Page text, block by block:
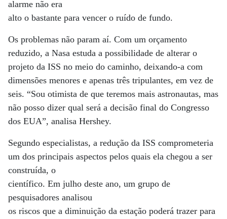
alarme não era
alto o bastante para vencer o ruído de fundo.
Os problemas não param aí. Com um orçamento
reduzido, a Nasa estuda a possibilidade de alterar o
projeto da ISS no meio do caminho, deixando-a com
dimensões menores e apenas três tripulantes, em vez de
seis. “Sou otimista de que teremos mais astronautas, mas
não posso dizer qual será a decisão final do Congresso
dos EUA”, analisa Hershey.
Segundo especialistas, a redução da ISS comprometeria
um dos principais aspectos pelos quais ela chegou a ser
construída, o
científico. Em julho deste ano, um grupo de
pesquisadores analisou
os riscos que a diminuição da estação poderá trazer para